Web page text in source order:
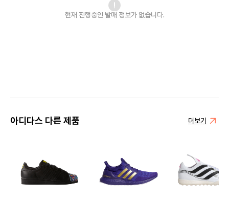
현재 진행중인 발매 정보가 없습니다.
아디다스 다른 제품 더보기